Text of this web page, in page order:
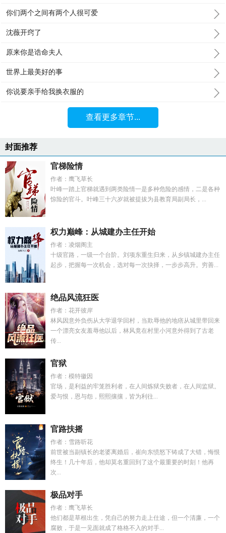
你们两个之间有两个人很可爱
沈薇开窍了
原来你是诰命夫人
世界上最美好的事
你说要亲手给我换衣服的
查看更多章节...
封面推荐
官梯险情
作者：鹰飞草长
叶峰一踏上官梯就遇到两类险情一是多种危险的感情，二是各种
惊险的官斗。叶峰三十六岁就被提拔为县教育局副局长，...
权力巅峰：从城建办主任开始
作者：凌烟阁主
十级官路，一级一个台阶。刘项东重生归来，从乡镇城建办主任
起步，把握每一次机会，选对每一次抉择，一步步高升。穷善...
绝品风流狂医
作者：花开彼岸
林风因意外负伤从大学退学回村，当欺辱他的地痞从城里带回来
一个漂亮女友羞辱他以后，林风竟在村里小河意外得到了古老
传...
官狱
作者：模特徽因
官场，是利益的牢笼胜利者，在人间炼狱失败者，在人间监狱。
爱与恨，恩与怨，熙熙攘攘，皆为利往...
官路扶摇
作者：雪路听花
前世被当副镇长的老婆离婚后，崔向东愤怒下铸成了大错，悔恨
终生！几十年后，他却莫名重回到了这个最重要的时刻！他再
次...
极品对手
作者：鹰飞草长
他们都是草根出生，凭自己的努力走上仕途，但一个清廉，一个
腐败，于是一见面就成了格格不入的对手...